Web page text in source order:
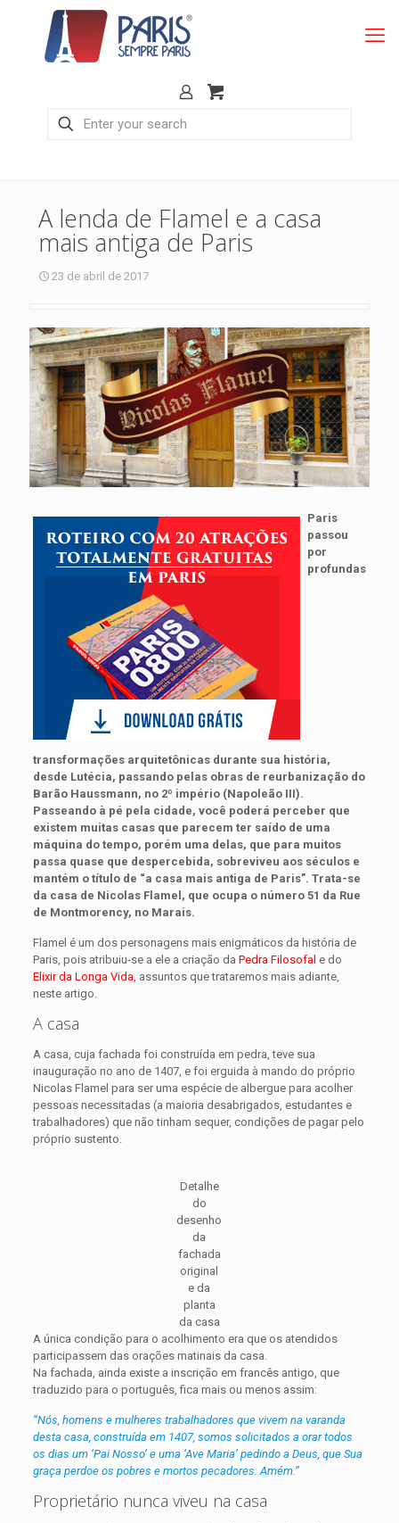
A lenda de Flamel e a casa
mais antiga de Paris
23 de abril de 2017
Paris
passou
por
profundas
transformações arquitetônicas durante sua história,
desde Lutécia, passando pelas obras de reurbanização do
Barão Haussmann, no 2º império (Napoleão III).
Passeando à pé pela cidade, você poderá perceber que
existem muitas casas que parecem ter saído de uma
máquina do tempo, porém uma delas, que para muitos
passa quase que despercebida, sobreviveu aos séculos e
mantém o título de “a casa mais antiga de Paris”. Trata-se
da casa de Nicolas Flamel, que ocupa o número 51 da Rue
de Montmorency, no Marais.
Flamel é um dos personagens mais enigmáticos da história de
Paris, pois atribuiu-se a ele a criação da Pedra Filosofal e do
Elixir da Longa Vida, assuntos que trataremos mais adiante,
neste artigo.
A casa
A casa, cuja fachada foi construída em pedra, teve sua
inauguração no ano de 1407, e foi erguida à mando do próprio
Nicolas Flamel para ser uma espécie de albergue para acolher
pessoas necessitadas (a maioria desabrigados, estudantes e
trabalhadores) que não tinham sequer, condições de pagar pelo
próprio sustento.
Detalhe
do
desenho
da
fachada
original
e da
planta
da casa
A única condição para o acolhimento era que os atendidos
participassem das orações matinais da casa.
Na fachada, ainda existe a inscrição em francês antigo, que
traduzido para o português, fica mais ou menos assim:
“Nós, homens e mulheres trabalhadores que vivem na varanda
desta casa, construída em 1407, somos solicitados a orar todos
os dias um ‘Pai Nosso’ e uma ‘Ave Maria’ pedindo a Deus, que Sua
graça perdoe os pobres e mortos pecadores. Amém.”
Proprietário nunca viveu na casa